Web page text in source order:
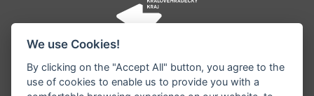
We use Cookies!
By clicking on the "Accept All" button, you agree to the
use of cookies to enable us to provide you with a